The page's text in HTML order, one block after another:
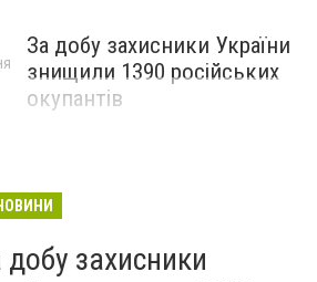
За добу захисники України
знищили 1390 російських
окупантів
добу захисники